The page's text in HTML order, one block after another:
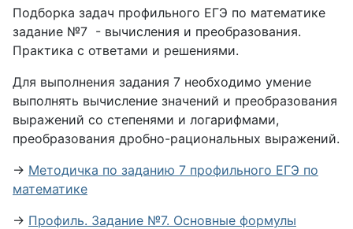
Подборка задач профильного ЕГЭ по математике
задание №7 - вычисления и преобразования.
Практика с ответами и решениями.
Для выполнения задания 7 необходимо умение
выполнять вычисление значений и преобразования
выражений со степенями и логарифмами,
преобразования дробно-рациональных выражений.
→ Методичка по заданию 7 профильного ЕГЭ по
математике
→ Профиль. Задание №7. Основные формулы